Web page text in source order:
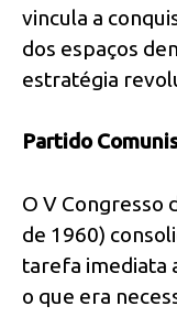
vincula a
dos espaços
estratégia
Partido
O V Congresso
de 1960)
tarefa imediata
o que era